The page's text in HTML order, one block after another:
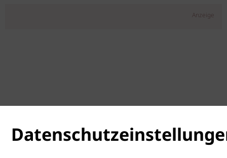
Anzeige